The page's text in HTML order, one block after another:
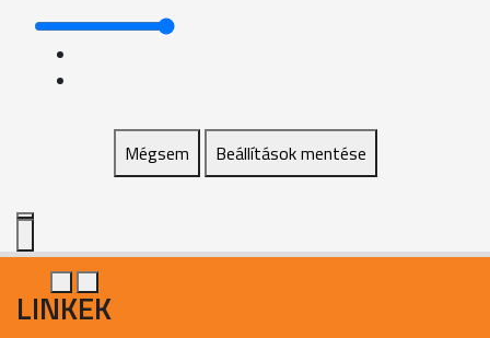
Mégsem Beállítások mentése
LINKEK